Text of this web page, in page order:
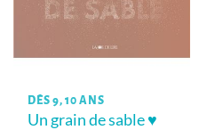
DÈS 9, 10 ANS
Un grain de sable ♥